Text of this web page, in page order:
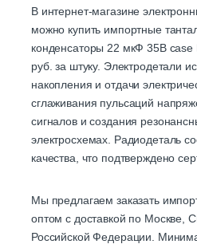
В интернет-магазине
можно купить импортные
конденсаторы 22 мкФ 35В case
руб. за штуку. Электродетали
накопления и отдачи
сглаживания пульсаций
сигналов и создания
электросхемах. Радиодеталь
качества, что подтверждено
Мы предлагаем заказать
оптом с доставкой по Москве,
Российской Федерации.